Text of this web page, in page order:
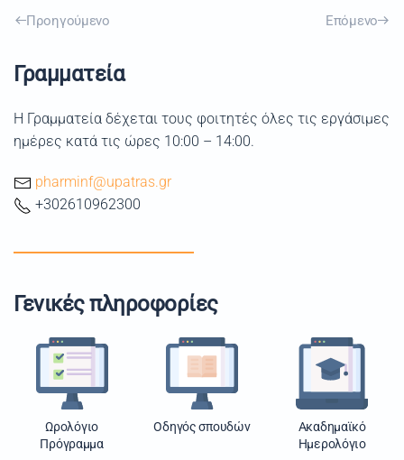
Προηγούμενο Επόμενο
Γραμματεία
Η Γραμματεία δέχεται τους φοιτητές όλες τις εργάσιμες
ημέρες κατά τις ώρες 10:00 – 14:00.
pharminf@upatras.gr
+302610962300
Γενικές πληροφορίες
Ωρολόγιο
Πρόγραμμα
Οδηγός σπουδών
Ακαδημαϊκό
Ημερολόγιο